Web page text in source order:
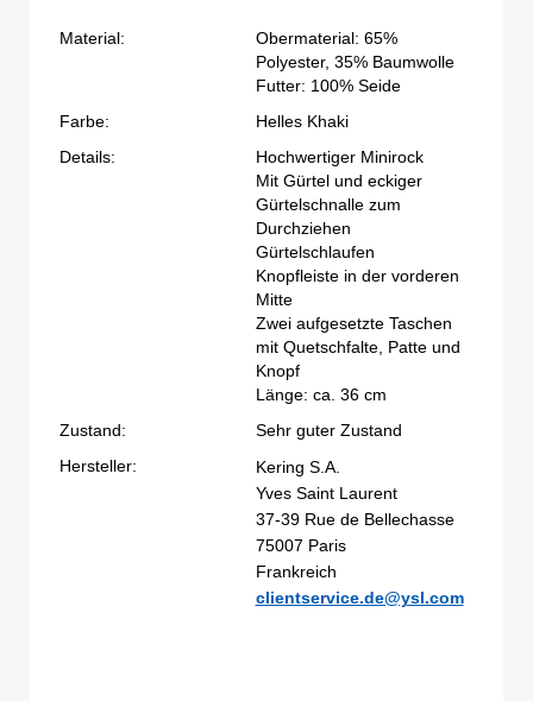
Material:
Obermaterial: 65%
Polyester, 35% Baumwolle
Futter: 100% Seide
Farbe:
Helles Khaki
Details:
Hochwertiger Minirock
Mit Gürtel und eckiger
Gürtelschnalle zum
Durchziehen
Gürtelschlaufen
Knopfleiste in der vorderen
Mitte
Zwei aufgesetzte Taschen
mit Quetschfalte, Patte und
Knopf
Länge: ca. 36 cm
Zustand:
Sehr guter Zustand
Hersteller:
Kering S.A.
Yves Saint Laurent
37-39 Rue de Bellechasse
75007 Paris
Frankreich
clientservice.de@ysl.com